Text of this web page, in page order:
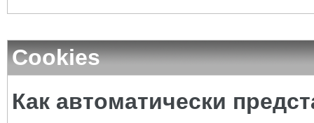
Cookies
Как автоматически